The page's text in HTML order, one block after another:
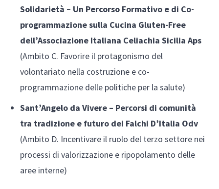
Solidarietà – Un Percorso Formativo e di Co-
programmazione sulla Cucina Gluten-Free
dell’Associazione Italiana Celiachia Sicilia Aps
(Ambito C. Favorire il protagonismo del
volontariato nella costruzione e co-
programmazione delle politiche per la salute)
Sant’Angelo da Vivere – Percorsi di comunità
tra tradizione e futuro dei Falchi D’Italia Odv
(Ambito D. Incentivare il ruolo del terzo settore nei
processi di valorizzazione e ripopolamento delle
aree interne)